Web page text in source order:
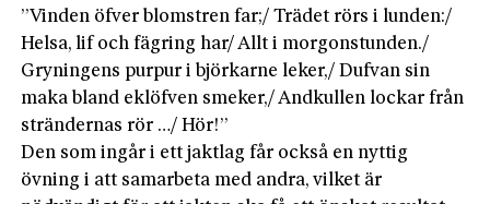
”Vinden öfver blomstren far;/ Trädet rörs i lunden:/
Helsa, lif och fägring har/ Allt i morgonstunden./
Gryningens purpur i björkarne leker,/ Dufvan sin
maka bland eklöfven smeker,/ Andkullen lockar från
strändernas rör …/ Hör!”
Den som ingår i ett jaktlag får också en nyttig
övning i att samarbeta med andra, vilket är